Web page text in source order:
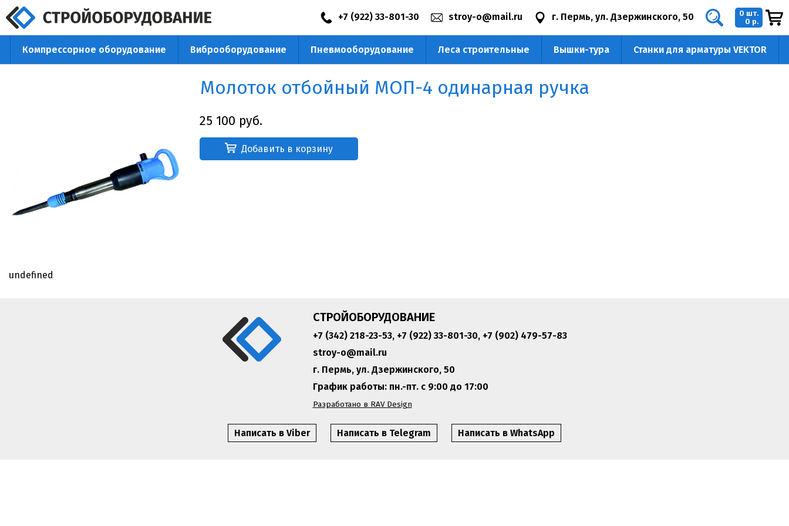
0 шт.
0 р.
г. Пермь, ул. Дзержинского, 50
stroy-o@mail.ru
+7 (922) 33-801-30
+7 (342) 218-23-53
Компрессорное оборудование Виброоборудование Пневмооборудование Леса строительные Вышки-тура Станки для арматуры VEKTOR
Молоток отбойный МОП-4 одинарная ручка
25 100 руб.
Добавить в корзину
undefined
СТРОЙОБОРУДОВАНИЕ
+7 (342) 218-23-53, +7 (922) 33-801-30, +7 (902) 479-57-83
stroy-o@mail.ru
г. Пермь, ул. Дзержинского, 50
График работы: пн.-пт. с 9:00 до 17:00
Разработано в RAV Design
Написать в Viber Написать в Telegram Написать в WhatsApp